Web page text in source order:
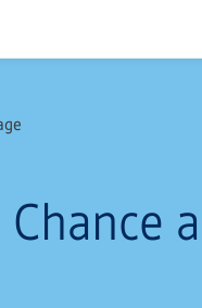
Chance